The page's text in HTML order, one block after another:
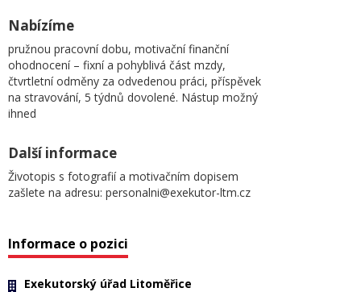
Nabízíme
pružnou pracovní dobu, motivační finanční
ohodnocení – fixní a pohyblivá část mzdy,
čtvrtletní odměny za odvedenou práci, příspěvek
na stravování, 5 týdnů dovolené. Nástup možný
ihned
Další informace
Životopis s fotografií a motivačním dopisem
zašlete na adresu: personalni@exekutor-ltm.cz
Informace o pozici
Exekutorský úřad Litoměřice